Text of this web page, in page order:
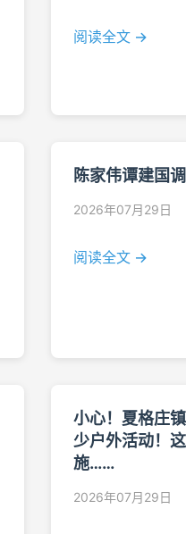
阅读全文 →
陈家伟谭建国
2026年07月29日
阅读全文 →
小心！夏格庄
少户外活动！
施……
2026年07月29日